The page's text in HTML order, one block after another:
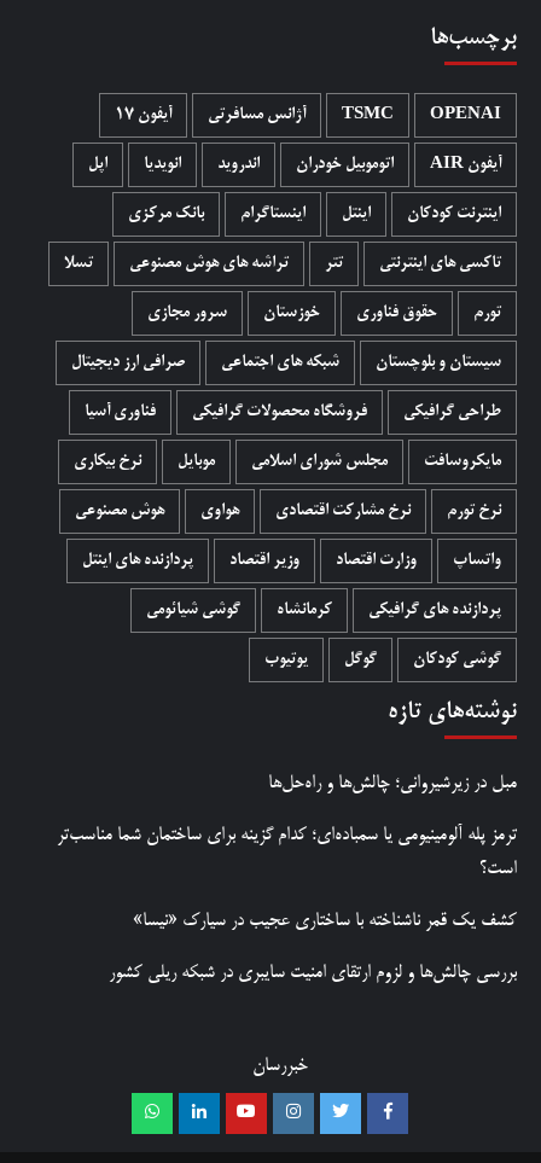
برچسب‌ها
OPENAI
TSMC آژانس مسافرتی آیفون 17
آیفون AIR اتوموبیل خودران اندروید انویدیا اپل
اینترنت کودکان اینتل اینستاگرام بانک مرکزی
تاکسی های اینترنتی تتر تراشه های هوش مصنوعی تسلا
تورم حقوق فناوری خوزستان سرور مجازی
سیستان و بلوچستان شبکه های اجتماعی صرافی ارز دیجیتال
طراحی گرافیکی فروشگاه محصولات گرافيکی فناوری آسیا
مایکروسافت مجلس شورای اسلامی موبایل نرخ بیکاری
نرخ تورم نرخ مشارکت اقتصادی هواوی هوش مصنوعی
واتساپ وزارت اقتصاد وزیر اقتصاد پردازنده های اینتل
پردازنده های گرافیکی کرمانشاه گوشی شیائومی
گوشی کودکان گوگل یوتیوب
نوشته‌های تازه
مبل در زیرشیروانی؛ چالش‌ها و راه‌حل‌ها
ترمز پله آلومینیومی یا سمباده‌ای؛ کدام گزینه برای ساختمان شما مناسب‌تر
است؟
کشف یک قمر ناشناخته با ساختاری عجیب در سیارک «نیسا»
بررسی چالش‌ها و لزوم ارتقای امنیت سایبری در شبکه ریلی کشور
خبررسان
Facebook
Twitter
Instagram
Youtube
Linkedin
Whatsapp